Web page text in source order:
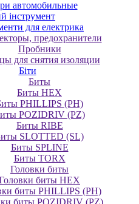
автомобильные
інструмент
для електрика
предохранители
Пробники
для снятия изоляции
Біти
Биты
Биты HEX
PHILLIPS (PH)
POZIDRIV (PZ)
Биты RIBE
SLOTTED (SL)
Биты SPLINE
Биты TORX
Головки биты
биты HEX
биты PHILLIPS (PH)
биты POZIDRIV (PZ)